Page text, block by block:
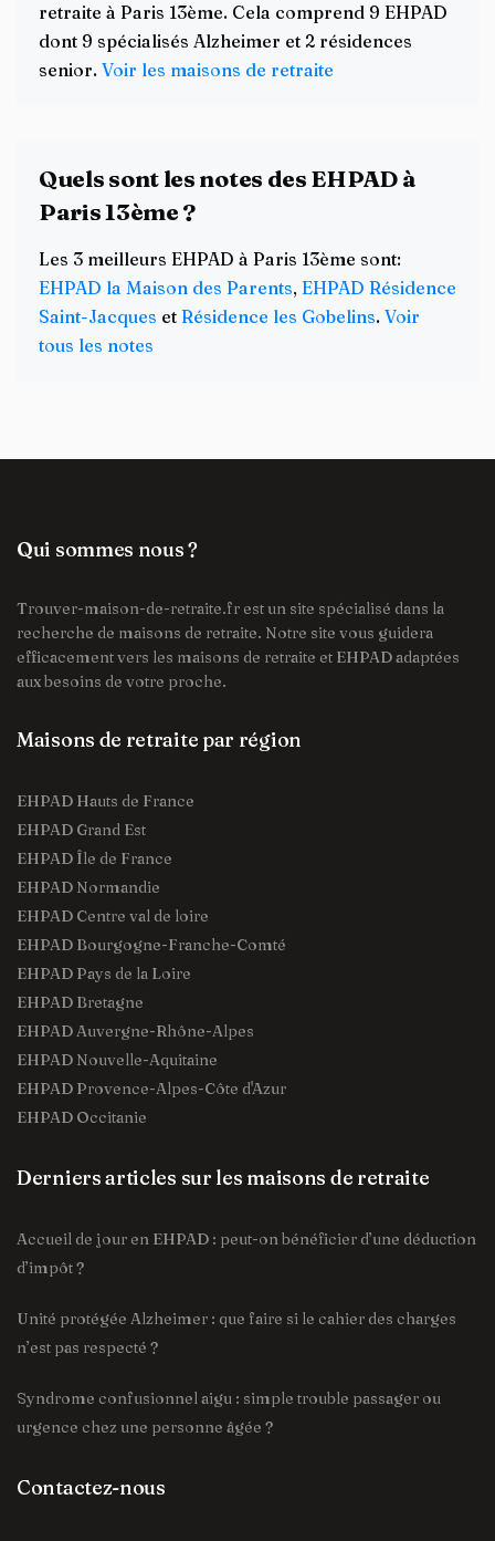
retraite à Paris 13ème. Cela comprend 9 EHPAD
dont 9 spécialisés Alzheimer et 2 résidences
senior. Voir les maisons de retraite
Quels sont les notes des EHPAD à
Paris 13ème ?
Les 3 meilleurs EHPAD à Paris 13ème sont:
EHPAD la Maison des Parents, EHPAD Résidence
Saint-Jacques et Résidence les Gobelins. Voir
tous les notes
Qui sommes nous ?
Trouver-maison-de-retraite.fr est un site spécialisé dans la
recherche de maisons de retraite. Notre site vous guidera
efficacement vers les maisons de retraite et EHPAD adaptées
aux besoins de votre proche.
Maisons de retraite par région
EHPAD Hauts de France
EHPAD Grand Est
EHPAD Île de France
EHPAD Normandie
EHPAD Centre val de loire
EHPAD Bourgogne-Franche-Comté
EHPAD Pays de la Loire
EHPAD Bretagne
EHPAD Auvergne-Rhône-Alpes
EHPAD Nouvelle-Aquitaine
EHPAD Provence-Alpes-Côte d'Azur
EHPAD Occitanie
Derniers articles sur les maisons de retraite
Accueil de jour en EHPAD : peut-on bénéficier d’une déduction
d’impôt ?
Unité protégée Alzheimer : que faire si le cahier des charges
n’est pas respecté ?
Syndrome confusionnel aigu : simple trouble passager ou
urgence chez une personne âgée ?
Contactez-nous